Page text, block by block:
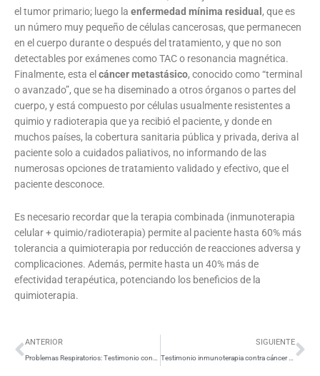
el tumor primario; luego la enfermedad mínima residual , que es
un número muy pequeño de células cancerosas, que permanecen
en el cuerpo durante o después del tratamiento, y que no son
detectables por exámenes como TAC o resonancia magnética.
Finalmente, esta el cáncer metastásico, conocido como “terminal
o avanzado”, que se ha diseminado a otros órganos o partes del
cuerpo, y está compuesto por células usualmente resistentes a
quimio y radioterapia que ya recibió el paciente, y donde en
muchos países, la cobertura sanitaria pública y privada, deriva al
paciente solo a cuidados paliativos, no informando de las
numerosas opciones de tratamiento validado y efectivo, que el
paciente desconoce.
Es necesario recordar que la terapia combinada (inmunoterapia
celular + quimio/radioterapia) permite al paciente hasta 60% más
tolerancia a quimioterapia por reducción de reacciones adversa y
complicaciones. Además, permite hasta un 40% más de
efectividad terapéutica, potenciando los beneficios de la
quimioterapia.
Ant
ANTERIOR SIGUIENTE